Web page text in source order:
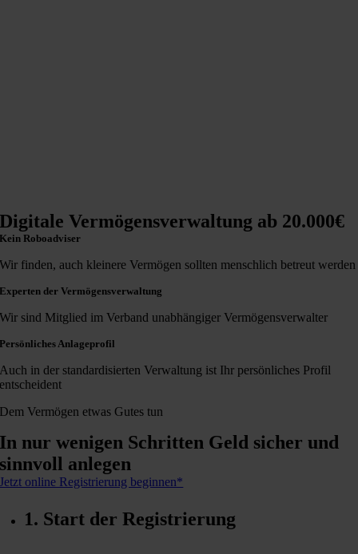
Digitale Vermögensverwaltung ab 20.000€
Kein Roboadviser
Wir finden, auch kleinere Vermögen sollten menschlich betreut werden
Experten der Vermögensverwaltung
Wir sind Mitglied im Verband unabhängiger Vermögensverwalter
Persönliches Anlageprofil
Auch in der standardisierten Verwaltung ist Ihr persönliches Profil
entscheident
Dem Vermögen etwas Gutes tun
In nur wenigen Schritten Geld sicher und
sinnvoll anlegen
Jetzt online Registrierung beginnen*
1. Start der Registrierung